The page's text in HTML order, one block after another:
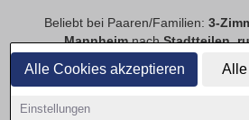
Alle Cookies akzeptieren
Einstellungen
Beliebt bei Paaren/Familien: 3-
MannheimnachStadtteilen,
Balkon
provisionsfrei.